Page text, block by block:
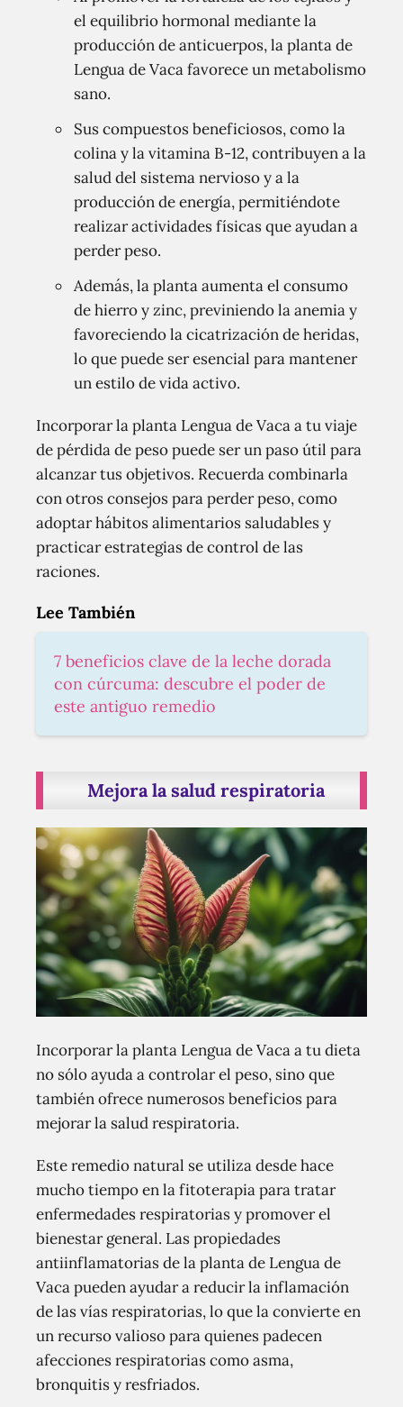
el equilibrio hormonal mediante la
producción de anticuerpos, la planta de
Lengua de Vaca favorece un metabolismo
sano.
Sus compuestos beneficiosos, como la
colina y la vitamina B-12, contribuyen a la
salud del sistema nervioso y a la
producción de energía, permitiéndote
realizar actividades físicas que ayudan a
perder peso.
Además, la planta aumenta el consumo
de hierro y zinc, previniendo la anemia y
favoreciendo la cicatrización de heridas,
lo que puede ser esencial para mantener
un estilo de vida activo.
Incorporar la planta Lengua de Vaca a tu viaje
de pérdida de peso puede ser un paso útil para
alcanzar tus objetivos. Recuerda combinarla
con otros consejos para perder peso, como
adoptar hábitos alimentarios saludables y
practicar estrategias de control de las
raciones.
Lee También
7 beneficios clave de la leche dorada
con cúrcuma: descubre el poder de
este antiguo remedio
Mejora la salud respiratoria
Incorporar la planta Lengua de Vaca a tu dieta
no sólo ayuda a controlar el peso, sino que
también ofrece numerosos beneficios para
mejorar la salud respiratoria.
Este remedio natural se utiliza desde hace
mucho tiempo en la fitoterapia para tratar
enfermedades respiratorias y promover el
bienestar general. Las propiedades
antiinflamatorias de la planta de Lengua de
Vaca pueden ayudar a reducir la inflamación
de las vías respiratorias, lo que la convierte en
un recurso valioso para quienes padecen
afecciones respiratorias como asma,
bronquitis y resfriados.